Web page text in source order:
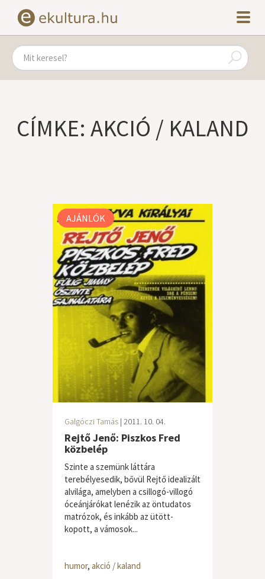
CÍMKE: AKCIÓ / KALAND
AJÁNLÓK
Galgóczi Tamás | 2011. 10. 04.
Rejtő Jenő: Piszkos Fred
közbelép
Szinte a szemünk láttára
terebélyesedik, bővül Rejtő idealizált
alvilága, amelyben a csillogó-villogó
óceánjárókat lenézik az öntudatos
matrózok, és inkább az ütött-
kopott, a vámosok...
humor, akció / kaland